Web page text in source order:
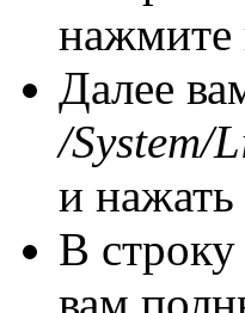
нажмите
Далее
/System/
и
В
вам